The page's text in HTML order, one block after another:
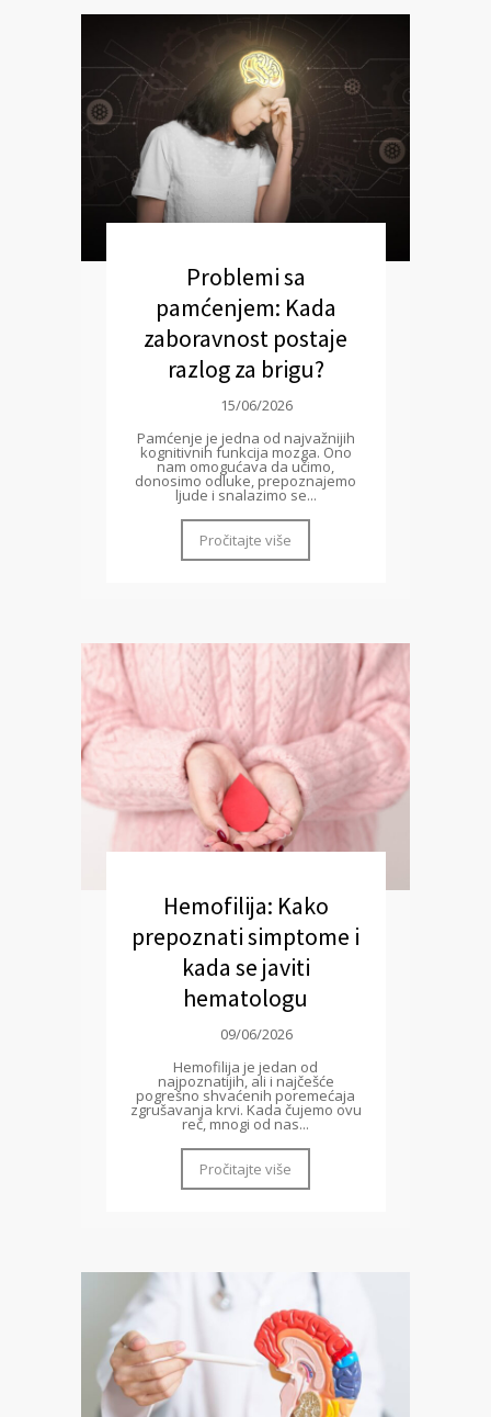
Problemi sa
pamćenjem: Kada
zaboravnost postaje
razlog za brigu?
15/06/2026
Pamćenje je jedna od najvažnijih
kognitivnih funkcija mozga. Ono
nam omogućava da učimo,
donosimo odluke, prepoznajemo
ljude i snalazimo se...
Pročitajte više
Hemofilija: Kako
prepoznati simptome i
kada se javiti
hematologu
09/06/2026
Hemofilija je jedan od
najpoznatijih, ali i najčešće
pogrešno shvaćenih poremećaja
zgrušavanja krvi. Kada čujemo ovu
reč, mnogi od nas...
Pročitajte više